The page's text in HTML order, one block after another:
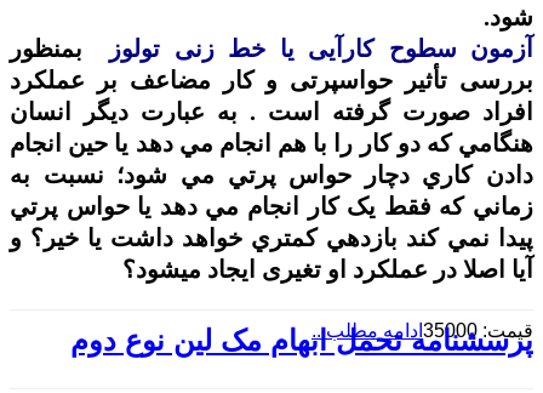
شود.
آزمون سطوح کارآیی یا خط زنی تولوز
بمنظور
بررسی تأثیر حواسپرتی و کار مضاعف بر عملکرد
افراد صورت گرفته است . به عبارت ديگر انسان
هنگامي که دو کار را با هم انجام مي دهد يا حين انجام
دادن کاري دچار حواس پرتي مي شود؛ نسبت به
زماني که فقط يک کار انجام مي دهد يا حواس پرتي
پيدا نمي کند بازدهي کمتري خواهد داشت يا خير؟ و
آیا اصلا در عملکرد او تغیری ایجاد میشود؟
قیمت: 35000 ادامه مطلب...
پرسشنامه تحمل ابهام مک لین نوع دوم